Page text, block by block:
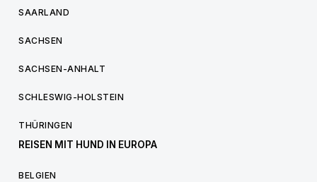
SAARLAND
SACHSEN
SACHSEN-ANHALT
SCHLESWIG-HOLSTEIN
THÜRINGEN
REISEN MIT HUND IN EUROPA
BELGIEN